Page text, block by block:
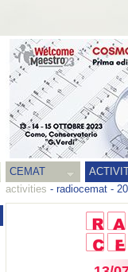
CEMAT
activities - radiocemat -